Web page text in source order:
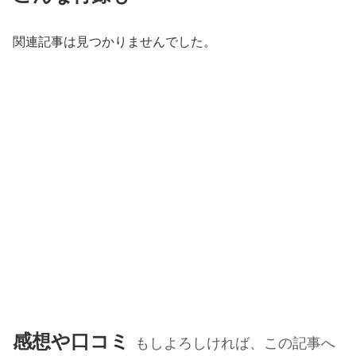
関連記事は見つかりませんでした。
感想や口コミ もしよろしければ、この記事へ